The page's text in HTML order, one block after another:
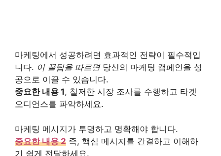
마케팅에서 성공하려면 효과적인 전략이 필수적입
니다. 이 꿀팁을 따르면당신의 마케팅 캠페인을 성
공으로 이끌 수 있습니다.
중요한 내용 1, 철저한 시장 조사를 수행하고 타겟
오디언스를 파악하세요.
마케팅 메시지가 투명하고 명확해야 합니다.
중요한 내용 2 즉, 핵심 메시지를 간결하고 이해하
기 쉽게 전달하세요.